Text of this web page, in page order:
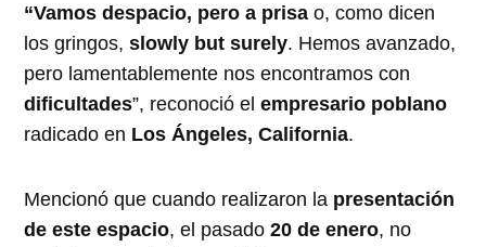
“Vamos despacio, pero a prisa o, como dicen
los gringos,slowly but surely. Hemos avanzado,
pero lamentablemente nos encontramos con
dificultades”, reconoció elempresario poblano
radicado en Los Ángeles, California.
Mencionó que cuando realizaron la presentación
de este espacio, el pasado20 de enero, no